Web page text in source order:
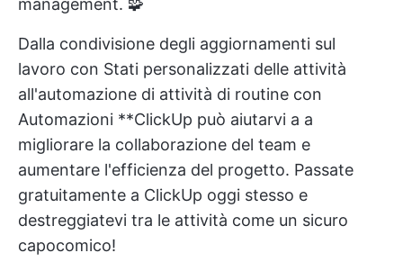
Dalla condivisione degli aggiornamenti sul
lavoro con Stati personalizzati delle attività
all'automazione di attività di routine con
Automazioni **ClickUp può aiutarvi a a
migliorare la collaborazione del team e
aumentare l'efficienza del progetto. Passate
gratuitamente a ClickUp oggi stesso e
destreggiatevi tra le attività come un sicuro
capocomico!